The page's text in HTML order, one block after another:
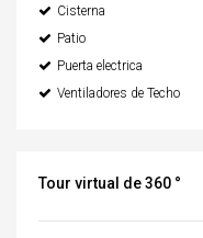
Cisterna
Patio
Puerta electrica
Ventiladores de Techo
Tour virtual de 360 ​​°